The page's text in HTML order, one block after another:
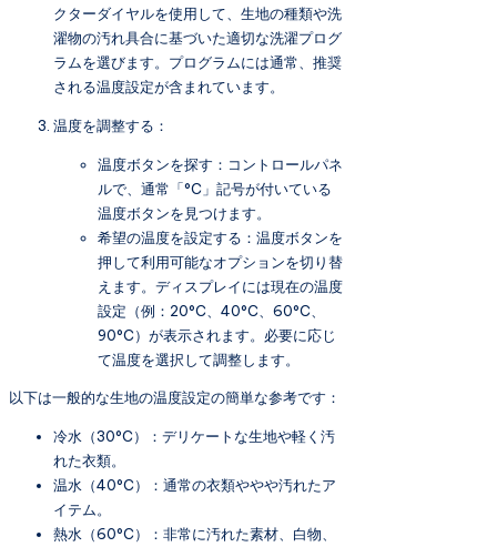
クターダイヤルを使用して、生地の種類や洗
濯物の汚れ具合に基づいた適切な洗濯プログ
ラムを選びます。プログラムには通常、推奨
される温度設定が含まれています。
温度を調整する：
温度ボタンを探す：コントロールパネ
ルで、通常「°C」記号が付いている
温度ボタンを見つけます。
希望の温度を設定する：温度ボタンを
押して利用可能なオプションを切り替
えます。ディスプレイには現在の温度
設定（例：20°C、40°C、60°C、
90°C）が表示されます。必要に応じ
て温度を選択して調整します。
以下は一般的な生地の温度設定の簡単な参考です：
冷水（30°C）：デリケートな生地や軽く汚
れた衣類。
温水（40°C）：通常の衣類ややや汚れたア
イテム。
熱水（60°C）：非常に汚れた素材、白物、